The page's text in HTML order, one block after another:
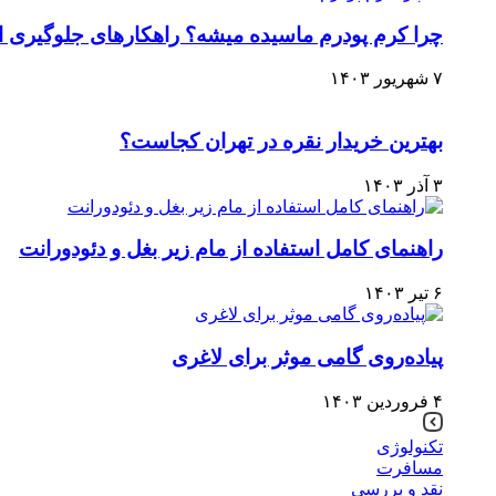
چرا کرم پودرم ماسیده میشه؟ راهکارهای جلوگیری
۷ شهریور ۱۴۰۳
بهترین خریدار نقره در تهران کجاست؟
۳ آذر ۱۴۰۳
راهنمای کامل استفاده از مام زیر بغل و دئودورانت
۶ تیر ۱۴۰۳
پیاده‌روی گامی موثر برای لاغری
۴ فروردین ۱۴۰۳
تکنولوژی
مسافرت
نقد و بررسی